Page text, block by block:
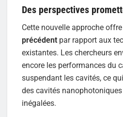
Des perspectives
Cette nouvelle approche
précédent par rapport aux
existantes. Les chercheurs
encore les performances du
suspendant les cavités, ce
des cavités
inégalées.